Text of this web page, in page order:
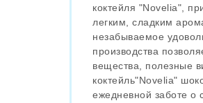
коктейля "Novelia",
легким, сладким
незабываемое
производства
вещества, полезные
коктейль"Novelia"
ежедневной заботе о